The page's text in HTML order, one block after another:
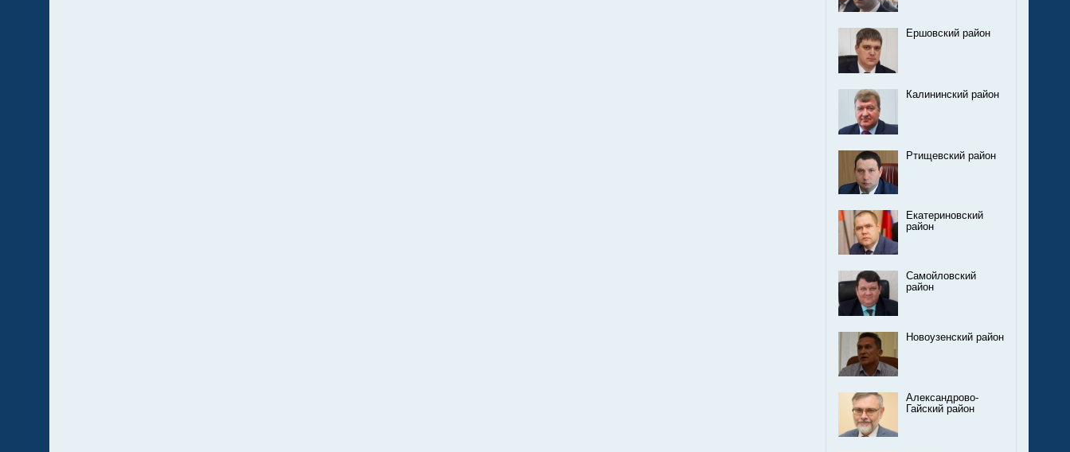
Ершовский район
Калининский район
Ртищевский район
Екатериновский
район
Самойловский
район
Новоузенский район
Александрово-
Гайский район